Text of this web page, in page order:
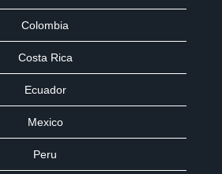
Colombia
Costa Rica
Ecuador
Mexico
Peru